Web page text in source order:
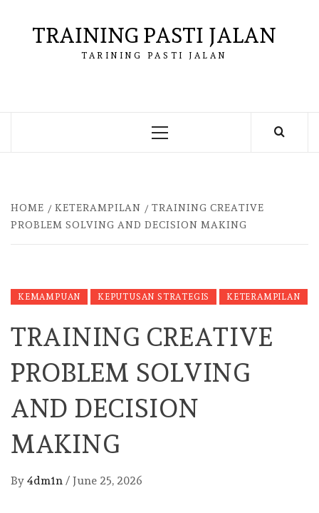
contentTRAINING PASTI JALAN
TARINING PASTI JALAN
Primary
HOME KETERAMPILAN
TRAINING CREATIVE
PROBLEM SOLVING AND DECISION MAKING
KEMAMPUAN KEPUTUSAN STRATEGIS KETERAMPILAN
TRAINING CREATIVE
PROBLEM SOLVING
AND DECISION
MAKING
By 4dm1n / June 25, 2026